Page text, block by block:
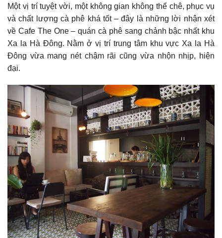
Một vị trí tuyệt vời, một không gian không thể chê, phục vụ
và chất lượng cà phê khá tốt – đây là những lời nhận xét
về Cafe The One – quán cà phê sang chảnh bậc nhất khu
Xa la Hà Đông. Nằm ở vị trí trung tâm khu vực Xa la Hà
Đông vừa mang nét chậm rãi cũng vừa nhộn nhịp, hiện
đại.